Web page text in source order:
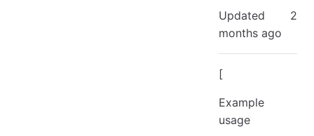
Updated 2
months ago
[
Example
usage